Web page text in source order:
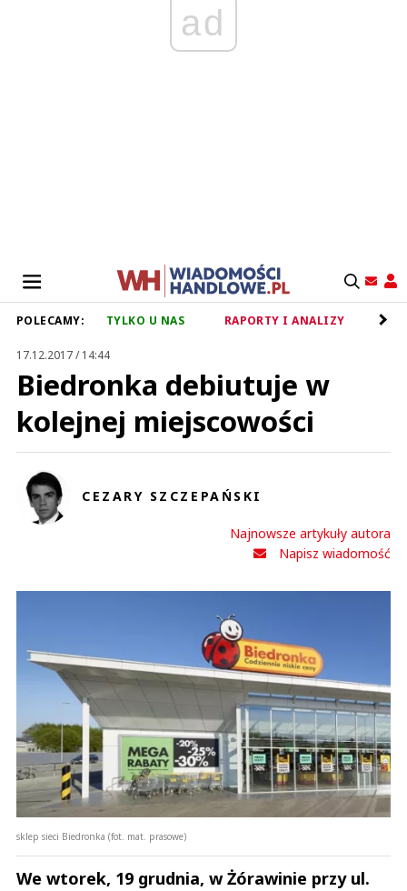
ad
POLECAMY: TYLKO U NAS RAPORTY I ANALIZY
17.12.2017 / 14:44
Biedronka debiutuje w
kolejnej miejscowości
CEZARY SZCZEPAŃSKI
Najnowsze artykuły autora
Napisz wiadomość
sklep sieci Biedronka (fot. mat. prasowe)
We wtorek, 19 grudnia, w Żórawinie przy ul.